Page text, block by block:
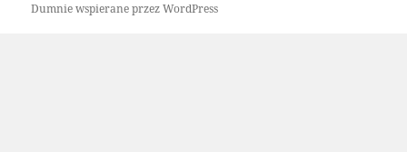
Dumnie wspierane przez WordPress